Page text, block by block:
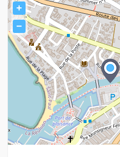
+
−